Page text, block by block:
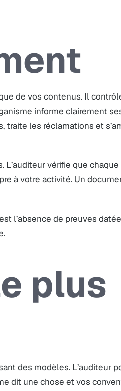
de vos contenus. Il
informe clairement
traite les réclamations et
L’auditeur vérifie que
à votre activité. Un
l’absence de preuves
plus
des modèles. L’auditeur
dit une chose et vos